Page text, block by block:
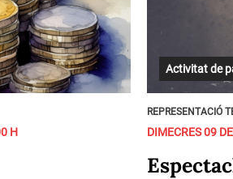
H
Activitat de
REPRESENTACIÓ
DIMECRES 09